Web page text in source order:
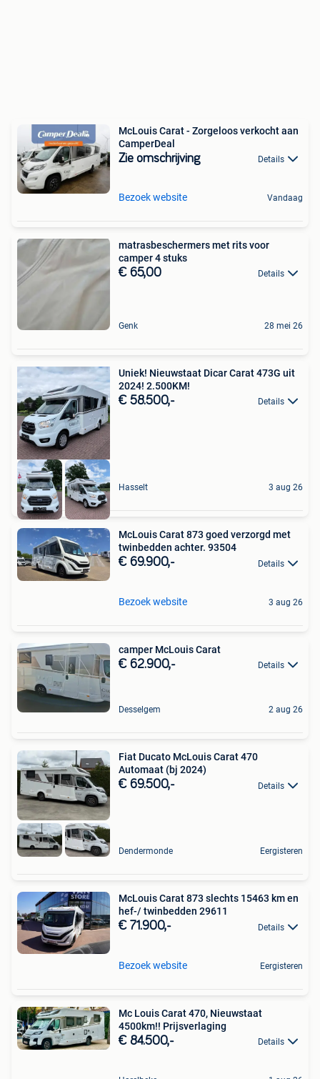
McLouis Carat - Zorgeloos verkocht aan
CamperDeal
Zie omschrijving Details
Bezoek website Vandaag
matrasbeschermers met rits voor
camper 4 stuks
€ 65,00 Details
Genk 28 mei 26
Uniek! Nieuwstaat Dicar Carat 473G uit
2024! 2.500KM!
€ 58.500,- Details
Hasselt 3 aug 26
McLouis Carat 873 goed verzorgd met
twinbedden achter. 93504
€ 69.900,- Details
Bezoek website 3 aug 26
camper McLouis Carat
€ 62.900,- Details
Desselgem 2 aug 26
Fiat Ducato McLouis Carat 470
Automaat (bj 2024)
€ 69.500,- Details
Dendermonde Eergisteren
McLouis Carat 873 slechts 15463 km en
hef-/ twinbedden 29611
€ 71.900,- Details
Bezoek website Eergisteren
Mc Louis Carat 470, Nieuwstaat
4500km!! Prijsverlaging
€ 84.500,- Details